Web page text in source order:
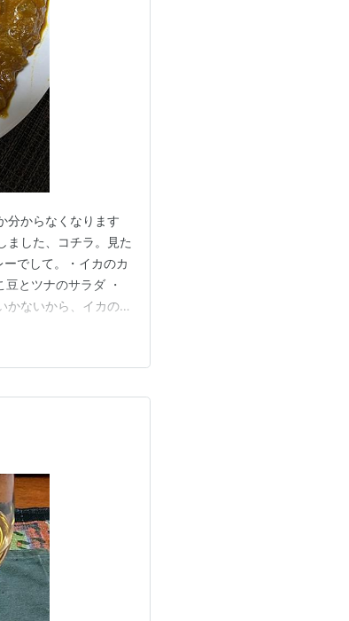
分からなくなります
ました、コチラ。見た
でして。・イカのカ
とツナのサラダ ・
かないから、イカのカ
です。久々に食べた